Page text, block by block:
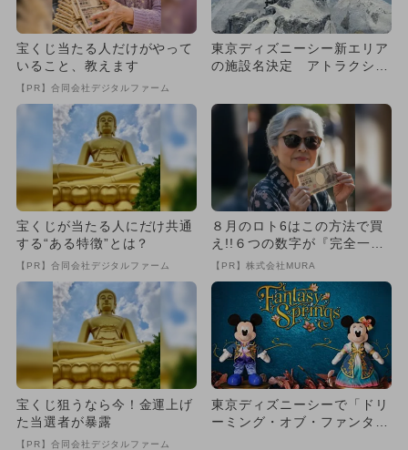
宝くじ当たる人だけがやって
いること、教えます
【PR】合同会社デジタルファーム
東京ディズニーシー新エリア
の施設名決定 アトラクショ
宝くじが当たる人にだけ共通
する“ある特徴”とは？
【PR】合同会社デジタルファーム
８月のロト6はこの方法で買
え!!６つの数字が『完全一
致』する方法
【PR】株式会社MURA
宝くじ狙うなら今！金運上げ
た当選者が暴露
【PR】合同会社デジタルファーム
東京ディズニーシーで「ドリ
ーミング・オブ・ファンタジ